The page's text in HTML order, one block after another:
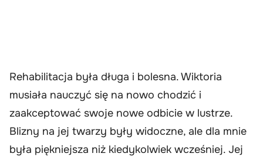
Rehabilitacja była długa i bolesna. Wiktoria
musiała nauczyć się na nowo chodzić i
zaakceptować swoje nowe odbicie w lustrze.
Blizny na jej twarzy były widoczne, ale dla mnie
była piękniejsza niż kiedykolwiek wcześniej. Jej